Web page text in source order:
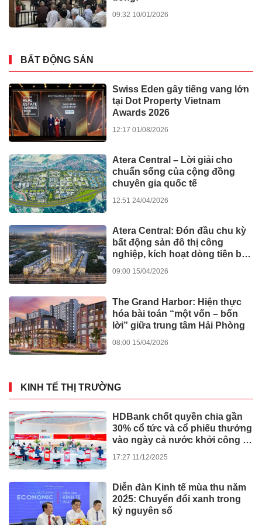
TPHCM tháo gỡ dự án: Không
ATERA CENTRAL ghi dấu ấn
với danh hiệu “Top 10 dự án
nhất Việt Nam”
Đau thắt lưng suốt 2 năm, đến
iBONE FiSiO mới biết nguyên
nhân
03/06/2026
KHỎE
Nhà đầu tư săn tìm bất động
sản khai thác ngay tại lõi trung
08:00 03/06/2026 Dự án
Bát nháo xe tự chế chở bệnh
31/05/2026
Đại hội đại biểu bảo vệ quyền
lợi người tiêu dùng thành phố
Hồ Chí Minh nhiệm kỳ I(2026-
2031) thành công tốt đẹp
Xem thêm